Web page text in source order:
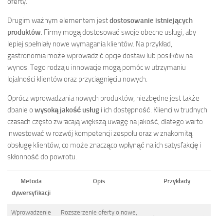
Drugim ważnym elementem jestdostosowanie istniejących
produktów. Firmy mogą dostosować swoje obecne usługi, aby
lepiej spełniały nowe wymagania klientów. Na przykład,
gastronomia może wprowadzić opcje dostaw lub posiłków na
wynos. Tego rodzaju innowacje mogą pomóc w utrzymaniu
lojalności klientów oraz przyciągnięciu nowych.
Oprócz wprowadzania nowych produktów, niezbędne jest także
dbanie o wysoką jakość usług i ich dostępność. Klienci w trudnych
czasach często zwracają większą uwagę na jakość, dlatego warto
inwestować w rozwój kompetencji zespołu oraz w znakomitą
obsługę klientów, co może znacząco wpłynąć na ich satysfakcję i
skłonność do powrotu.
Metoda
dywersyfikacji
Opis Przykłady
Wprowadzenie
Rozszerzenie oferty o nowe,